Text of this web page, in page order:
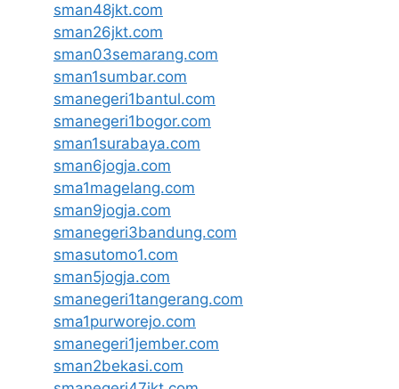
sman48jkt.com
sman26jkt.com
sman03semarang.com
sman1sumbar.com
smanegeri1bantul.com
smanegeri1bogor.com
sman1surabaya.com
sman6jogja.com
sma1magelang.com
sman9jogja.com
smanegeri3bandung.com
smasutomo1.com
sman5jogja.com
smanegeri1tangerang.com
sma1purworejo.com
smanegeri1jember.com
sman2bekasi.com